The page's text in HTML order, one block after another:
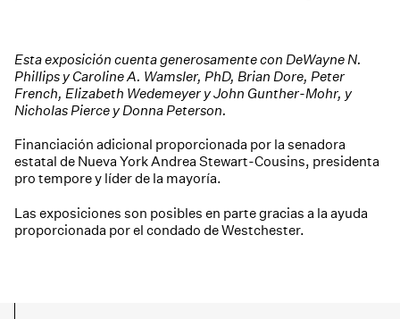
Esta exposición cuenta generosamente con DeWayne N.
Phillips y Caroline A. Wamsler, PhD, Brian Dore, Peter
French, Elizabeth Wedemeyer y John Gunther-Mohr, y
Nicholas Pierce y Donna Peterson.
Financiación adicional proporcionada por la senadora
estatal de Nueva York Andrea Stewart-Cousins, presidenta
pro tempore y líder de la mayoría.
Las exposiciones son posibles en parte gracias a la ayuda
proporcionada por el condado de Westchester.